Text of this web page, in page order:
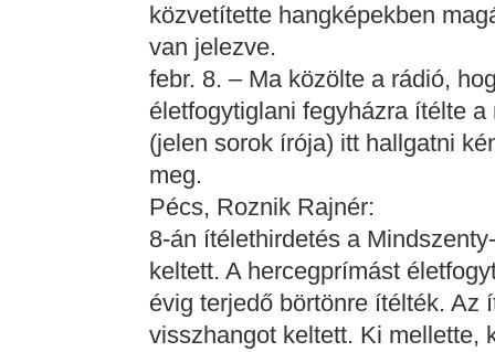
közvetítette hangképekben
van jelezve.
febr. 8. – Ma közölte a rádió,
életfogytiglani fegyházra ítélte
(jelen sorok írója) itt hallgatni
meg.
Pécs, Roznik Rajnér:
8-án ítélethirdetés a
keltett. A hercegprímást
évig terjedő börtönre ítélték. Az
visszhangot keltett. Ki mellette,